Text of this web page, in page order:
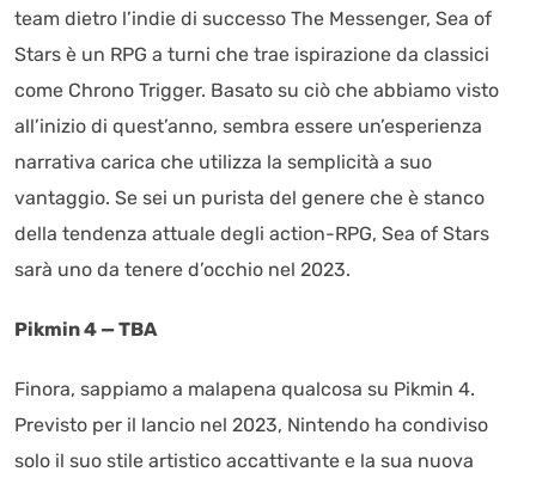
team dietro l’indie di successo The Messenger, Sea of
Stars è un RPG a turni che trae ispirazione da classici
come Chrono Trigger. Basato su ciò che abbiamo visto
all’inizio di quest’anno, sembra essere un’esperienza
narrativa carica che utilizza la semplicità a suo
vantaggio. Se sei un purista del genere che è stanco
della tendenza attuale degli action-RPG, Sea of Stars
sarà uno da tenere d’occhio nel 2023.
Pikmin 4 — TBA
Finora, sappiamo a malapena qualcosa su Pikmin 4.
Previsto per il lancio nel 2023, Nintendo ha condiviso
solo il suo stile artistico accattivante e la sua nuova